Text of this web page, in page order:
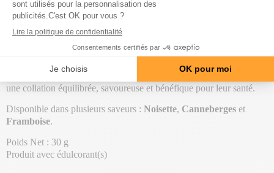
pour le fonctionnement normal du système nerveux. La
et lefercontribuent à réduire la fatigue.
Polyvalente et nourrissante, elle est parfaite avant un entraînement
pour un boost d’énergie ou comme snack pratique à emporter
partout. Avec ses ingrédients complexes et sa saveur délicieuse, la
Protein Muesli est le compagnon idéal pour ceux qui recherchent
une collation équilibrée, savoureuse et bénéfique pour leur santé.
Disponible dans plusieurs saveurs : Noisette, Canneberges et
Framboise.
Poids Net : 30 g
Produit avec édulcorant(s)